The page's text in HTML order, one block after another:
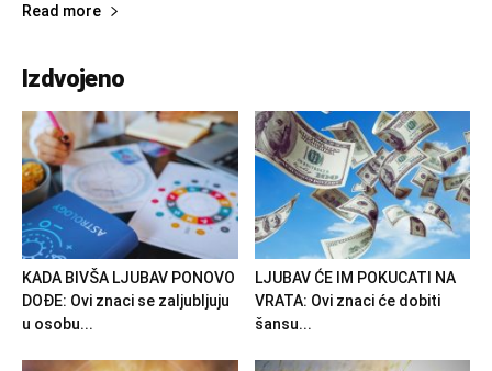
Read more
Izdvojeno
KADA BIVŠA LJUBAV PONOVO
DOĐE: Ovi znaci se zaljubljuju
u osobu...
LJUBAV ĆE IM POKUCATI NA
VRATA: Ovi znaci će dobiti
šansu...